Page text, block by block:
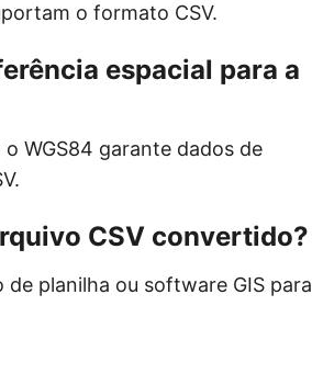
o formato CSV.
espacial para a
WGS84 garante dados de
CSV convertido?
planilha ou software GIS para